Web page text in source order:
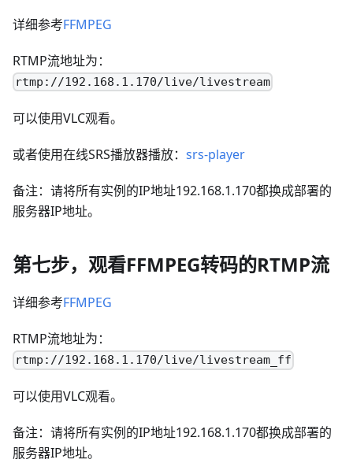
详细参考FFMPEG
RTMP流地址为：
rtmp://192.168.1.170/live/livestream
可以使用VLC观看。
或者使用在线SRS播放器播放： srs-player
备注：请将所有实例的IP地址192.168.1.170都换成部署的
服务器IP地址。
第七步，观看FFMPEG转码的RTMP流
详细参考FFMPEG
RTMP流地址为：
rtmp://192.168.1.170/live/livestream_ff
可以使用VLC观看。
备注：请将所有实例的IP地址192.168.1.170都换成部署的
服务器IP地址。